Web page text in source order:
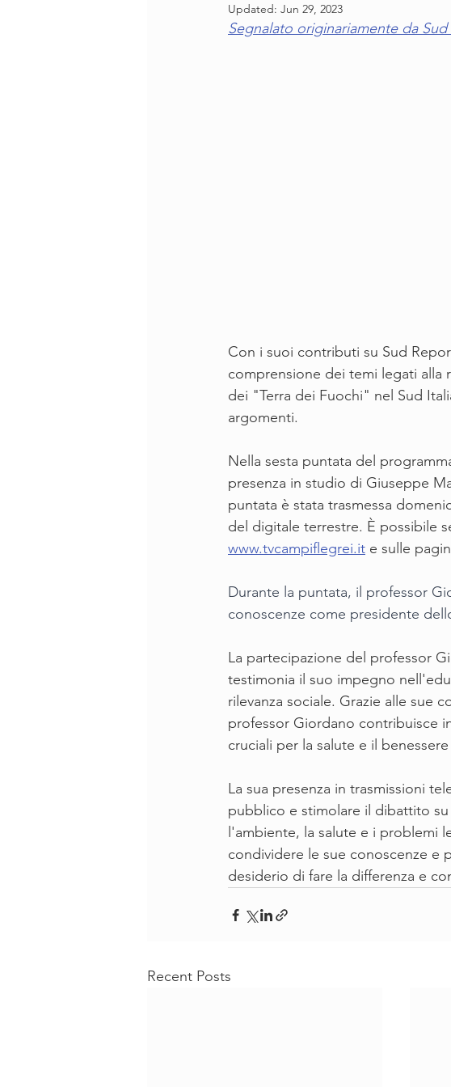
Updated: Jun 29, 2023
Segnalato originariamente da
Con i suoi contributi su Sud
comprensione dei temi legati alla
dei "Terra dei Fuochi" nel Sud
argomenti.
Nella sesta puntata del
presenza in studio di Giuseppe
puntata è stata trasmessa
del digitale terrestre. È possibile
www.tvcampiflegrei.it e sulle
Durante la puntata, il professor
conoscenze come presidente
La partecipazione del professor
testimonia il suo impegno
rilevanza sociale. Grazie alle sue
professor Giordano contribuisce
cruciali per la salute e il
La sua presenza in trasmissioni
pubblico e stimolare il dibattito
l'ambiente, la salute e i problemi
condividere le sue conoscenze e
desiderio di fare la differenza e
Recent Posts